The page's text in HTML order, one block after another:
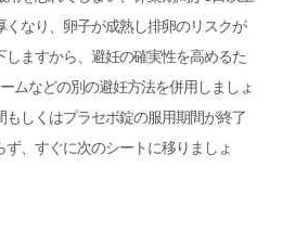
くなり、卵子が成熟し排卵のリスクが
ますから、避妊の確実性を高めるた
ムなどの別の避妊方法を併用しましょ
もしくはプラセボ錠の服用期間が終了
、すぐに次のシートに移りましょ